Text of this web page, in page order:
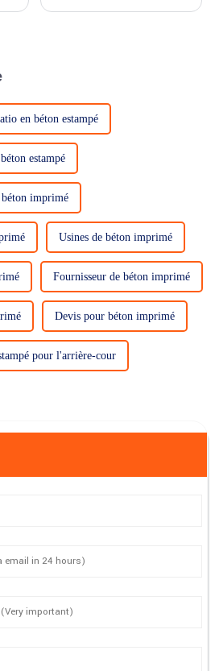
en béton estampé
estampé
béton imprimé
Usines de béton imprimé
Fournisseur de béton imprimé
Devis pour béton imprimé
pour l'arrière-cour